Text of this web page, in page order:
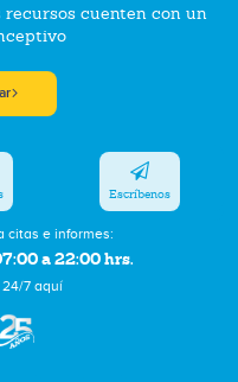
recursos cuenten con un
citas e informes:
a 22:00 hrs.
7 aquí
Escríbenos